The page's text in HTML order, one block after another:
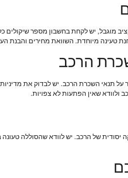
מוגבל, יש לקחת בחשבון מספר שיקולים
טעינה מיוחדת. השוואת מחירים והבנת
הרכב
תנאי השכרת הרכב. יש לבדוק את מדיניות
ולוודא שאין הפתעות לא צפויות.
יסודית של הרכב. יש לוודא שהסוללה